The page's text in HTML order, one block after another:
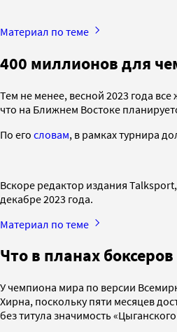
Материал по теме
400 миллионов для
Тем не менее, весной 2023 года
что на Ближнем Востоке
По его словам, в рамках турнира
Вскоре редактор издания
декабре 2023 года.
Материал по теме
Что в планах боксеров
У чемпиона мира по версии
Хирна, поскольку пяти месяцев
без титула значимость